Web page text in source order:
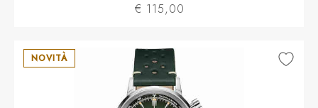
€ 115,00
NOVITÀ